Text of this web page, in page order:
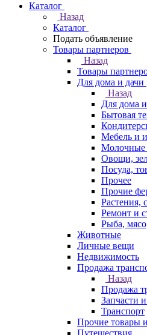
Каталог
Назад
Каталог
Подать объявление
Товары партнеров
Назад
Товары
Для дома и дачи
Назад
Для дома
Бытовая
Мебель и
Молочные
Овощи,
Посуда,
Прочее
Прочие
Растения,
Ремонт и
Рыба,
Животные
Личные вещи
Недвижимость
Продажа
Назад
Продажа
Запчасти
Транспорт
Прочие товары
Путешествия